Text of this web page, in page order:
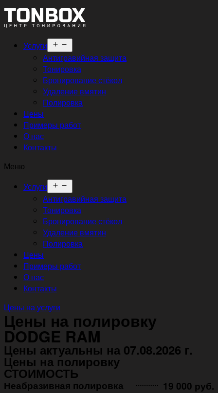
Услуги
меню
Антигравийная защита
Тонировка
Бронирование стёкол
Удаление вмятин
Полировка
Цены
Примеры работ
О нас
Контакты
Меню
Услуги
меню
Антигравийная защита
Тонировка
Бронирование стёкол
Удаление вмятин
Полировка
Цены
Примеры работ
О нас
Контакты
Цены на услуги
Цены на полировку
DODGE RAM
Цены актуальны на 07.08.2026 г.
Цены на полировку
СТОИМОСТЬ
Неабразивная полировка ㅤㅤㅤㅤ ㅤㅤㅤㅤ ㅤㅤㅤ 19 000 руб.